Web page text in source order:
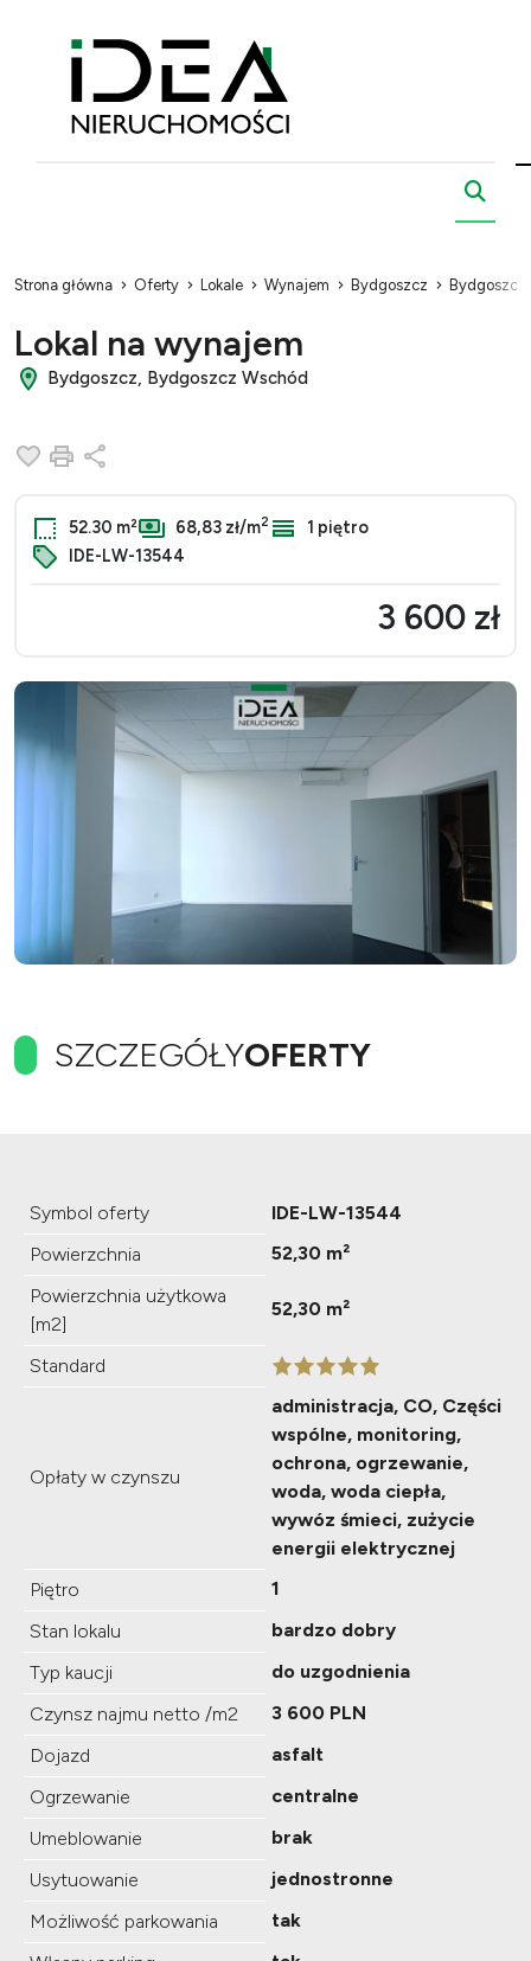
Strona główna Oferty Lokale Wynajem Bydgoszcz Bydgoszcz
Lokal na wynajem
Bydgoszcz, Bydgoszcz Wschód
Dodaj do ulubionych
Drukuj
52.30 m² 68,83 zł/m2
1 piętro
IDE-LW-13544
3 600 zł
SZCZEGÓŁYOFERTY
Symbol oferty
IDE-LW-13544
Powierzchnia
52,30 m²
Powierzchnia użytkowa
[m2]
52,30 m²
Standard
Opłaty w czynszu
administracja, CO, Części
wspólne, monitoring,
ochrona, ogrzewanie,
woda, woda ciepła,
wywóz śmieci, zużycie
energii elektrycznej
Piętro
1
Stan lokalu
bardzo dobry
Typ kaucji
do uzgodnienia
Czynsz najmu netto /m2
3 600 PLN
Dojazd
asfalt
Ogrzewanie
centralne
Umeblowanie
brak
Usytuowanie
jednostronne
Możliwość parkowania
tak